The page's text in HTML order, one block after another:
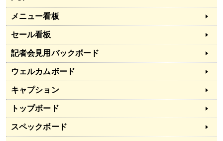
メニュー看板
セール看板
記者会見用バックボード
ウェルカムボード
キャプション
トップボード
スペックボード